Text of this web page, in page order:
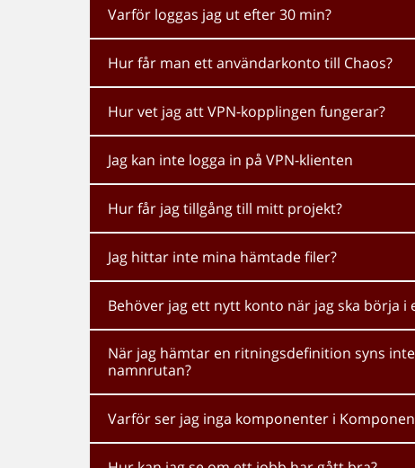
Varför loggas jag ut efter 30 min?
Hur får man ett användarkonto till Chaos?
Hur vet jag att VPN-kopplingen fungerar?
Jag kan inte logga in på VPN-klienten
Hur får jag tillgång till mitt projekt?
Jag hittar inte mina hämtade filer?
Behöver jag ett nytt konto när jag ska börja i
När jag hämtar en ritningsdefinition syns
namnrutan?
Varför ser jag inga komponenter i